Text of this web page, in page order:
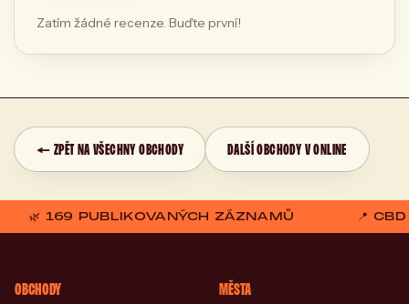
Zatím žádné recenze. Buďte první!
← ZPĚT NA VŠECHNY OBCHODY DALŠÍ OBCHODY V ONLINE
🌿 169 PUBLIKOVANÝCH ZÁZNAMŮ 📍
OBCHODY MĚSTA